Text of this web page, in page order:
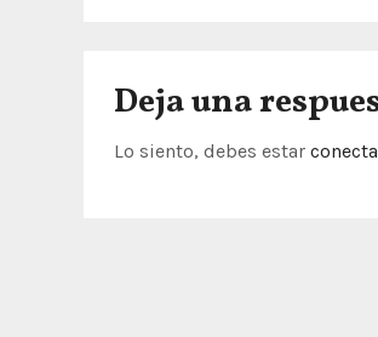
e
e
Deja una
Lo siento, debes estar